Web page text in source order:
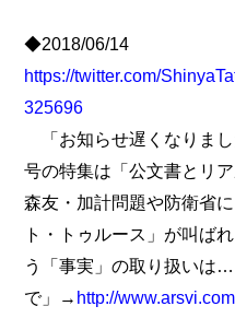
◆2018/06/14
https://twitter.com/
325696
「お知らせ遅くなりま
号の特集は「公文書とリ
森友・加計問題や防衛省
ト・トゥルース」が叫ば
う「事実」の取り扱いは
で」→ http://